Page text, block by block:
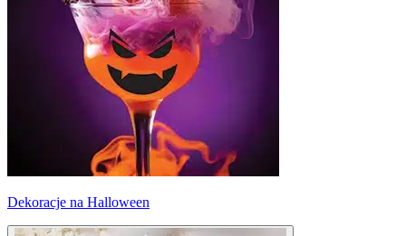
Dekoracje na Halloween